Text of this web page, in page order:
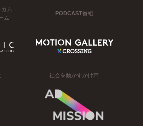
ム
ム
PODCAST番組
社会を動かすかけ声